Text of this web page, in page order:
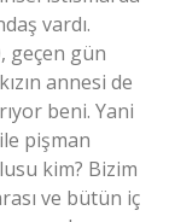
vardı.
geçen gün
annesi de
beni. Yani
pişman
kim? Bizim
ve bütün iç